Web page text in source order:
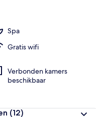
Spa
Gratis wifi
Verbonden kamers
beschikbaar
(12)